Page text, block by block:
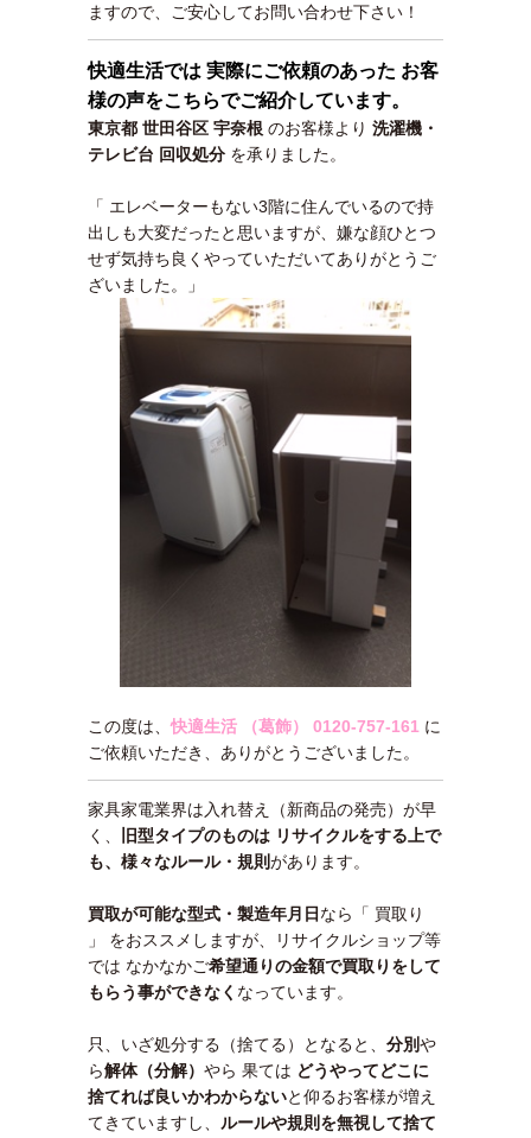
ますので、ご安心してお問い合わせ下さい！
快適生活では 実際にご依頼のあった お客
様の声をこちらでご紹介しています。
東京都 世田谷区 宇奈根 のお客様より 洗濯機・
テレビ台 回収処分 を承りました。
「 エレベーターもない3階に住んでいるので持
出しも大変だったと思いますが、嫌な顔ひとつ
せず気持ち良くやっていただいてありがとうご
ざいました。」
この度は、快適生活 （葛飾） 0120-757-161 に
ご依頼いただき、ありがとうございました。
家具家電業界は入れ替え（新商品の発売）が早
く、
旧型タイプのものは リサイクルをする上で
も、様々なルール・規則があります。
買取が可能な型式・製造年月日 なら「 買取り
」 をおススメしますが、リサイクルショップ等
では なかなかご希望通りの金額で買取りをして
もらう事ができなく なっています。
只、いざ処分する（捨てる）となると、 分別や
ら解体（分解） やら 果ては どうやってどこに
捨てれば良いかわからないと仰るお客様が増え
てきていますし、 ルールや規則を無視して捨て